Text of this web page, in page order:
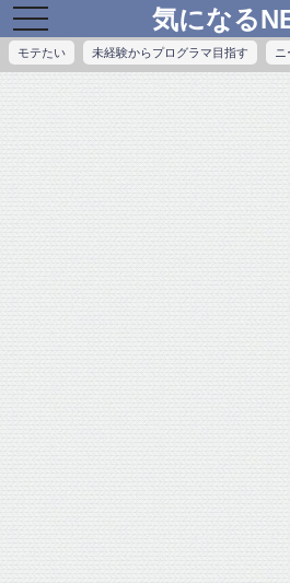
toggle
navigation
気になる
モテたい 未経験からプログラマ目指す